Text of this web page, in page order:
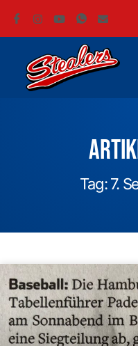
Tag: 7.